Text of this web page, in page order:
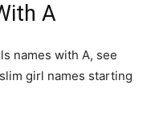
A
names with A, see
girl names starting